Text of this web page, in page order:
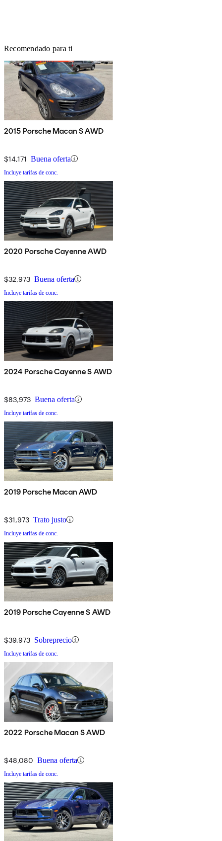
Recomendado para ti
2015 Porsche Macan S AWD
$14,171 Buena oferta
Incluye tarifas de conc.
2020 Porsche Cayenne AWD
$32,973 Buena oferta
Incluye tarifas de conc.
2024 Porsche Cayenne S AWD
$83,973 Buena oferta
Incluye tarifas de conc.
2019 Porsche Macan AWD
$31,973 Trato justo
Incluye tarifas de conc.
2019 Porsche Cayenne S AWD
$39,973 Sobreprecio
Incluye tarifas de conc.
2022 Porsche Macan S AWD
$48,080 Buena oferta
Incluye tarifas de conc.